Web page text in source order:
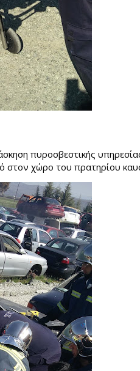
πυροσβεστικής